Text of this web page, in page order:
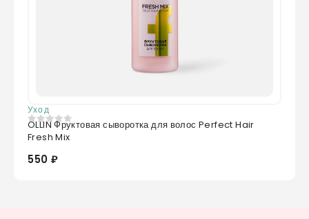
Уход
0из 5
OLLIN Фруктовая сыворотка для волос Perfect Hair
Fresh Mix
550 ₽